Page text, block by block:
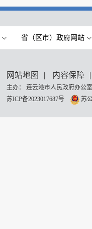
省（区市）政府网站
网站地图 | 内容保障 |
主办： 连云港市人民政府办
苏ICP备2023017687号
苏